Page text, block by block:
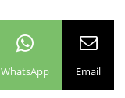
WhatsApp Email